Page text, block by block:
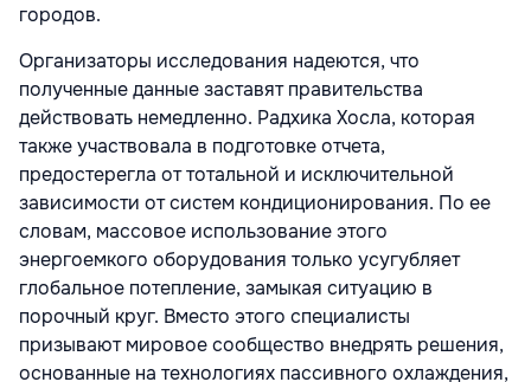
городов.
Организаторы исследования надеются, что
полученные данные заставят правительства
действовать немедленно. Радхика Хосла, которая
также участвовала в подготовке отчета,
предостерегла от тотальной и исключительной
зависимости от систем кондиционирования. По ее
словам, массовое использование этого
энергоемкого оборудования только усугубляет
глобальное потепление, замыкая ситуацию в
порочный круг. Вместо этого специалисты
призывают мировое сообщество внедрять решения,
основанные на технологиях пассивного охлаждения,